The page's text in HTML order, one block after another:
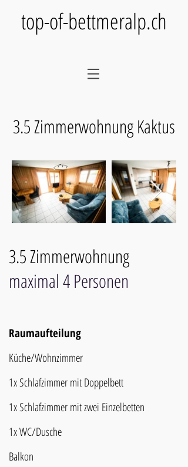
top-of-bettmeralp.ch
3.5 Zimmerwohnung Kaktus
3.5 Zimmerwohnung
maximal 4 Personen
Raumaufteilung
Küche/Wohnzimmer
1x Schlafzimmer mit Doppelbett
1x Schlafzimmer mit zwei Einzelbetten
1x WC/Dusche
Balkon